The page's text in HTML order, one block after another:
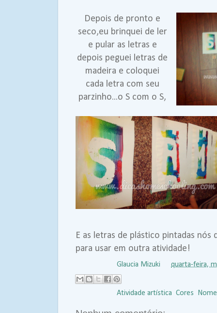
Depois de pronto e
seco,eu brinquei de ler
e pular as letras e
depois peguei letras de
madeira e coloquei
cada letra com seu
parzinho...o S com o S,
E as letras de plástico pintadas nós
para usar em outra atividade!
Glaucia Mizuki quarta-feira,
Atividade artística Cores